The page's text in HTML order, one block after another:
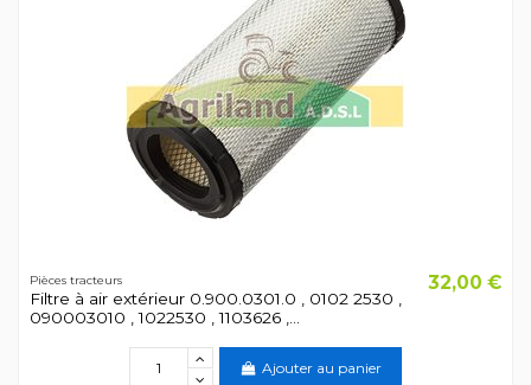
Pièces tracteurs
Filtre à air extérieur 0.900.0301.0 , 0102 2530 ,
090003010 , 1022530 , 1103626 ,...
32,00 €
Ajouter au panier